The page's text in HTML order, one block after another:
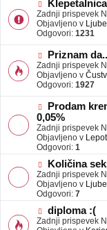
j
a
v
e
N
o
v
e
b
a
v
e
Klepetalnica
Zadnji prispevek
Objavljeno v
Odgovori: 1231
N
o
v
e
o
b
j
a
v
e
Priznam
Zadnji prispevek
Objavljeno v
Odgovori: 1927
N
o
v
e
o
b
a
v
e
Prodam
0,05%
Zadnji prispevek
Objavljeno v
Odgovori: 1
N
o
v
e
o
b
j
Količina
Zadnji prispevek
Objavljeno v
Odgovori: 7
N
o
diploma :(
Zadnji prispevek